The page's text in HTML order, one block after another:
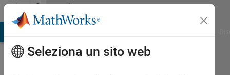
Vai al contenutoCommunity
Profile
Seleziona un sito web